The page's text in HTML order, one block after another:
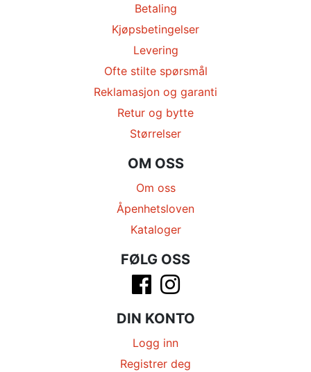
Betaling
Kjøpsbetingelser
Levering
Ofte stilte spørsmål
Reklamasjon og garanti
Retur og bytte
Størrelser
OM OSS
Om oss
Åpenhetsloven
Kataloger
FØLG OSS
DIN KONTO
Logg inn
Registrer deg